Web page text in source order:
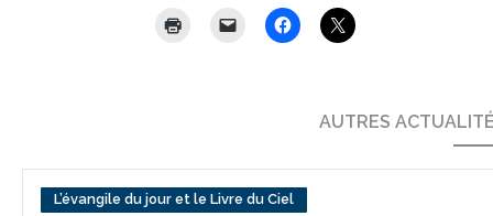
AUTRES
L’évangile du jour et le Livre du Ciel